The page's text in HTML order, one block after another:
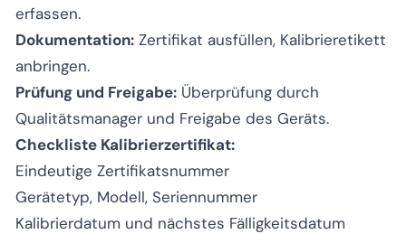
erfassen.
Dokumentation: Zertifikat ausfüllen, Kalibrieretikett
anbringen.
Prüfung und Freigabe: Überprüfung durch
Qualitätsmanager und Freigabe des Geräts.
Checkliste Kalibrierzertifikat:
Eindeutige Zertifikatsnummer
Gerätetyp, Modell, Seriennummer
Kalibrierdatum und nächstes Fälligkeitsdatum